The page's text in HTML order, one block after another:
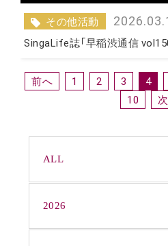
その他活動
SingaLife誌「早稲渋通信
1 2 3 4
10
ALL
2026